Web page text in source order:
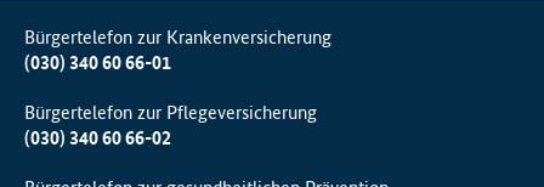
Bürgertelefon zur Krankenversicherung
(030) 340 60 66-01
Bürgertelefon zur Pflegeversicherung
(030) 340 60 66-02